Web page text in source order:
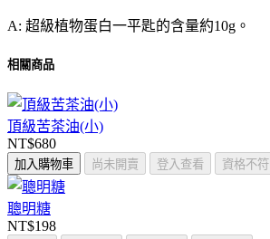
A: 超級植物蛋白一平匙的含量約10g。
相關商品
頂級苦茶油(小)
NT$680
加入購物車 尚未開賣 登入查看 資格不符
聰明糖
NT$198